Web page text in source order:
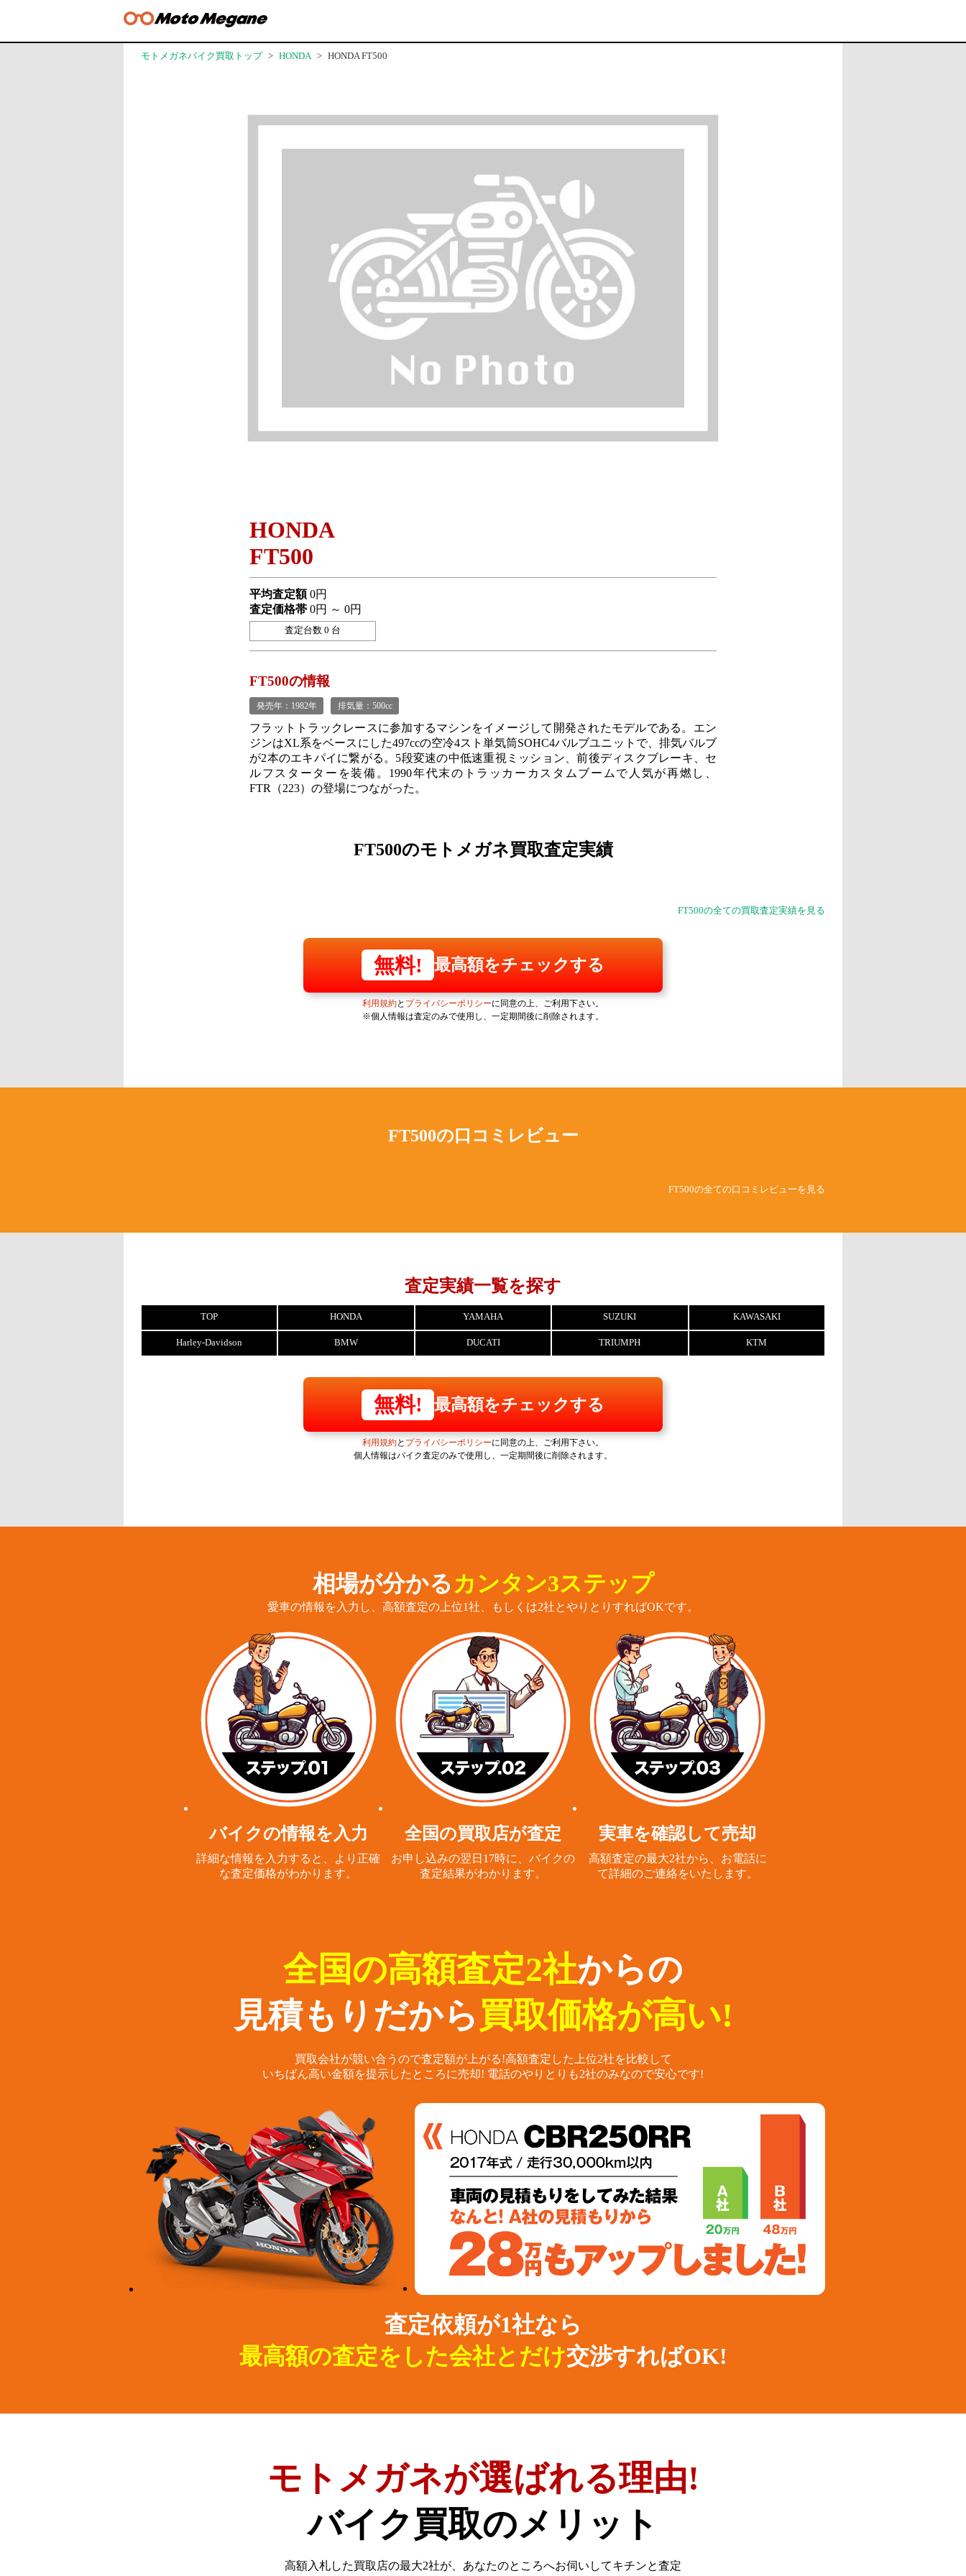
モトメガネバイク買取トップ HONDA HONDA FT500
HONDA
FT500
平均査定額0円
査定価格帯 0円 ～ 0円
査定台数 0 台
FT500の情報
発売年：1982年 排気量：500cc
フラットトラックレースに参加するマシンをイメージして開発されたモデルである。エン
ジンはXL系をベースにした497ccの空冷4スト単気筒SOHC4バルブユニットで、排気バルブ
が2本のエキパイに繋がる。5段変速の中低速重視ミッション、前後ディスクブレーキ、セ
ルフスターターを装備。1990年代末のトラッカーカスタムブームで人気が再燃し、
FTR（223）の登場につながった。
FT500のモトメガネ買取査定実績
FT500の全ての買取査定実績を見る
無料! 最高額をチェックする
利用規約と プライバシーポリシーに同意の上、ご利用下さい。
※個人情報は査定のみで使用し、一定期間後に削除されます。
FT500の 口コミレビュー
FT500の全ての口コミレビューを見る
査定実績一覧を探す
TOP HONDA YAMAHA SUZUKI KAWASAKI
Harley-Davidson BMW DUCATI TRIUMPH KTM
無料! 最高額をチェックする
利用規約と プライバシーポリシーに同意の上、ご利用下さい。
個人情報はバイク査定のみで使用し、一定期間後に削除されます。
相場が分かる カンタン3ステップ
愛車の情報を入力し、高額査定の上位1社、もしくは2社とやりとりすればOKです。
バイクの情報を入力
詳細な情報を入力すると、 より正確
な査定価格がわかります。
全国の買取店が査定
お申し込みの翌日17時に、 バイクの
査定結果がわかります。
実車を確認して売却
高額査定の最大2社から、 お電話に
て詳細のご連絡をいたします。
全国の高額査定2社からの
見積もりだから 買取価格が高い!
買取会社が競い合うので査定額が上がる!高額査定した上位2社を比較して
いちばん高い金額を提示したところに売却! 電話のやりとりも2社のみなので安心です!
査定依頼が1社なら
最高額の査定をした会社とだけ交渉すればOK!
モトメガネが選ばれる理由!
バイク買取のメリット
高額入札した買取店の最大2社が、 あなたのところへお伺いしてキチンと査定